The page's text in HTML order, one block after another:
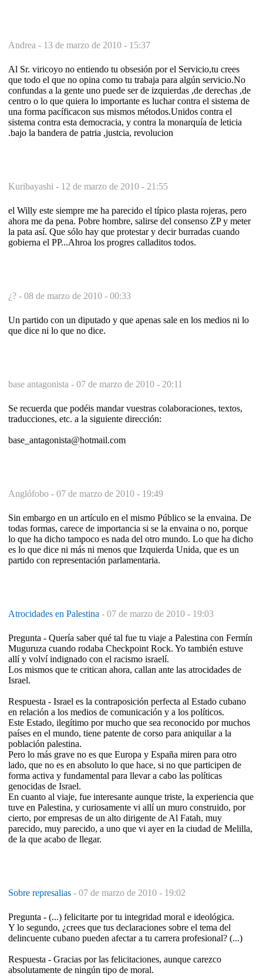
Andrea - 13 de marzo de 2010 - 15:37
Al Sr. viricoyo no entiendo tu obsesión por el Servicio,tu crees
que todo el que no opina como tu trabaja para algún servicio.No
confundas a la gente uno puede ser de izquierdas ,de derechas ,de
centro o lo que quiera lo importante es luchar contra el sistema de
una forma pacíficacon sus mismos métodos.Unidos contra el
sistema contra esta democracia, y contra la monarquía de leticia
.bajo la bandera de patria ,justcia, revolucion
Kuribayashi - 12 de marzo de 2010 - 21:55
el Willy este siempre me ha parecido el típico plasta rojeras, pero
ahora me da pena. Pobre hombre, salirse del consenso ZP y meter
la pata así. Que sólo hay que protestar y decir burradas cuando
gobierna el PP...Ahroa los progres calladitos todos.
¿? - 08 de marzo de 2010 - 00:33
Un partido con un diputado y que apenas sale en los medios ni lo
que dice ni lo que no dice.
base antagonista - 07 de marzo de 2010 - 20:11
Se recuerda que podéis mandar vuestras colaboraciones, textos,
traducciones, etc. a la siguiente dirección:
base_antagonista@hotmail.com
Anglófobo - 07 de marzo de 2010 - 19:49
Sin embargo en un artículo en el mismo Público se la envaina. De
todas formas, carece de importancia si se la envaina o no, porque
lo que ha dicho tampoco es nada del otro mundo. Lo que ha dicho
es lo que dice ni más ni menos que Izquierda Unida, que es un
partido con representación parlamentaria.
Atrocidades en Palestina - 07 de marzo de 2010 - 19:03
Pregunta - Quería saber qué tal fue tu viaje a Palestina con Fermín
Muguruza cuando rodaba Checkpoint Rock. Yo también estuve
allí y volví indignado con el racismo israelí.
Los mismos que te critican ahora, callan ante las atrocidades de
Israel.
Respuesta - Israel es la contraposición perfecta al Estado cubano
en relación a los medios de comunicación y a los políticos.
Este Estado, ilegítimo por mucho que sea reconocido por muchos
países en el mundo, tiene patente de corso para aniquilar a la
población palestina.
Pero lo más grave no es que Europa y España miren para otro
lado, que no es en absoluto lo que hace, si no que participen de
forma activa y fundamental para llevar a cabo las políticas
genocidas de Israel.
En cuanto al viaje, fue interesante aunque triste, la experiencia que
tuve en Palestina, y curiosamente vi allí un muro construido, por
cierto, por empresas de un alto dirigente de Al Fatah, muy
parecido, muy parecido, a uno que vi ayer en la ciudad de Melilla,
de la que acabo de llegar.
Sobre represalias - 07 de marzo de 2010 - 19:02
Pregunta - (...) felicitarte por tu integridad moral e ideológica.
Y lo segundo, ¿crees que tus declaraciones sobre el tema del
delincuente cubano pueden afectar a tu carrera profesional? (...)
Respuesta - Gracias por las felicitaciones, aunque carezco
absolutamente de ningún tipo de moral.